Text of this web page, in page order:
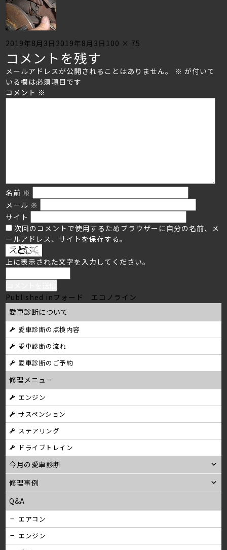
Posted
on
2019年8月3日 2019年8月3日 Full
100 × 75
コメントを残す
メールアドレスが公開されることはありません。 ※ が付いて
いる欄は必須項目です
コメント ※
名前 ※
メール ※
サイト
次回のコメントで使用するためブラウザーに自分の名前、メ
ールアドレス、サイトを保存する。
上に表示された文字を入力してください。
投
稿
ナ
ビ
ゲ
ー
シ
ョ
ン
Published in フォード エコノライン
愛車診断について
愛車診断の点検内容
愛車診断の流れ
愛車診断のご予約
修理メニュー
エンジン
サスペンション
ステアリング
ドライブトレイン
今月の愛車診断
修理事例
Q&A
エアコン
エンジン